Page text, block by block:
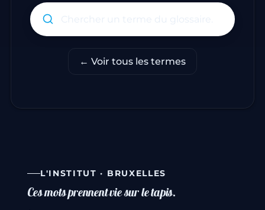
Rechercher un terme du
← Voir tous les termes
L'INSTITUT · BRUXELLES
Ces mots prennent vie sur le tapis.